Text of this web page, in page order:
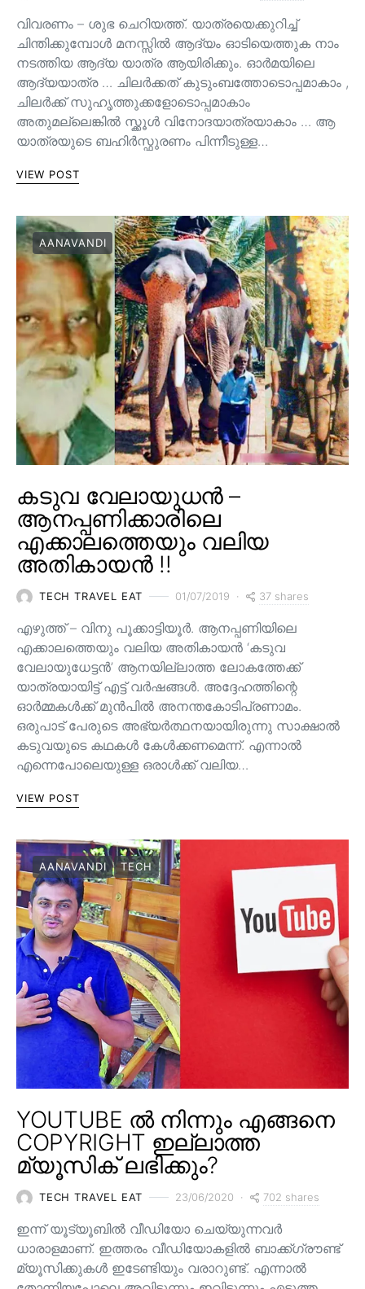
വിവരണം – ശുഭ ചെറിയത്ത്. യാത്രയെക്കുറിച്ച്
ചിന്തിക്കുമ്പോൾ മനസ്സിൽ ആദ്യം ഓടിയെത്തുക നാം
നടത്തിയ ആദ്യ യാത്ര ആയിരിക്കും. ഓർമയിലെ
ആദ്യയാത്ര … ചിലർക്കത് കുടുംബത്തോടൊപ്പമാകാം ,
ചിലർക്ക് സുഹൃത്തുക്കളോടൊപ്പമാകാം
അതുമല്ലെങ്കിൽ സ്ക്കൂൾ വിനോദയാത്രയാകാം … ആ
യാത്രയുടെ ബഹിർസ്ഫുരണം പിന്നീടുള്ള…
VIEW POST
AANAVANDI
കടുവ വേലായുധൻ –
ആനപ്പണിക്കാരിലെ
എക്കാലത്തെയും വലിയ
അതികായൻ !!
TECH TRAVEL EAT 01/07/2019 37 shares
എഴുത്ത് – വിനു പൂക്കാട്ടിയൂർ. ആനപ്പണിയിലെ
എക്കാലത്തെയും വലിയ അതികായൻ ‘കടുവ
വേലായുധേട്ടൻ’ ആനയില്ലാത്ത ലോകത്തേക്ക്
യാത്രയായിട്ട് എട്ട് വർഷങ്ങൾ. അദ്ദേഹത്തിന്റെ
ഓർമ്മകൾക്ക് മുൻപിൽ അനന്തകോടിപ്രണാമം.
ഒരുപാട് പേരുടെ അഭ്യർത്ഥനയായിരുന്നു സാക്ഷാൽ
കടുവയുടെ കഥകൾ കേൾക്കണമെന്ന്. എന്നാൽ
എന്നെപോലെയുള്ള ഒരാൾക്ക് വലിയ…
VIEW POST
AANAVANDI TECH
YOUTUBE ൽ നിന്നും എങ്ങനെ
COPYRIGHT ഇല്ലാത്ത
മ്യൂസിക് ലഭിക്കും?
TECH TRAVEL EAT 23/06/2020 702 shares
ഇന്ന് യൂട്യൂബിൽ വീഡിയോ ചെയ്യുന്നവർ
ധാരാളമാണ്. ഇത്തരം വീഡിയോകളിൽ ബാക്ക്ഗ്രൗണ്ട്
മ്യൂസിക്കുകൾ ഇടേണ്ടിയും വരാറുണ്ട്. എന്നാൽ